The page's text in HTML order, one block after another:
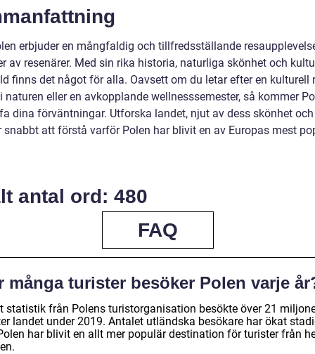
erbjuder en mångfaldig och tillfredsställande
av resenärer. Med sin rika historia, naturliga skönhet och
finns det något för alla. Oavsett om du letar efter en kulturell
naturen eller en avkopplande wellnesssemester, så kommer
dina förväntningar. Utforska landet, njut av dess skönhet
snabbt att förstå varför Polen har blivit en av Europas mest
antal ord: 480
FAQ
många turister besöker Polen varje
statistik från Polens turistorganisation besökte över 21
landet under 2019. Antalet utländska besökare har ökat
har blivit en allt mer populär destination för turister från